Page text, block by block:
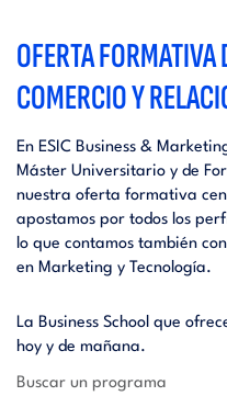
OFERTA FORMATIVA
COMERCIO Y
En ESIC Business &
Máster Universitario y de
nuestra oferta formativa
apostamos por todos los
lo que contamos también
en Marketing y Tecnología.
La Business School que
hoy y de mañana.
Buscar un programa